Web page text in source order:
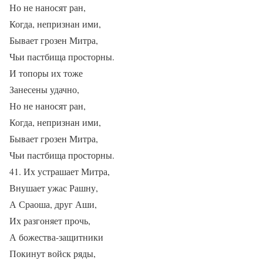
Но не наносят ран,
Когда, непризнан ими,
Бывает грозен Митра,
Чьи пастбища просторны.
И топоры их тоже
Занесены удачно,
Но не наносят ран,
Когда, непризнан ими,
Бывает грозен Митра,
Чьи пастбища просторны.
41. Их устрашает Митра,
Внушает ужас Рашну,
А Сраоша, друг Аши,
Их разгоняет прочь,
А божества-защитники
Покинут войск ряды,